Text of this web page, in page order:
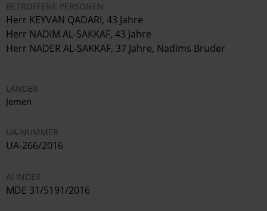
BETROFFENE PERSONEN
Herr KEYVAN QADARI, 43 Jahre
Herr NADIM AL-SAKKAF, 43 Jahre
Herr NADER AL-SAKKAF, 37 Jahre, Nadims Bruder
LÄNDER
Jemen
UA-NUMMER
UA-266/2016
AI INDEX
MDE 31/5191/2016